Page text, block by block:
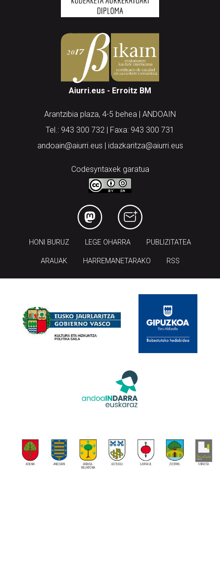
Aiurri.eus - Erroitz BM
Arantzibia plaza, 4-5 behea | ANDOAIN
Tel.: 943 300 732 | Faxa: 943 300 731
andoain@aiurri.eus | idazkaritza@aiurri.eus
Codesyntaxek garatua
HONI BURUZ LEGE OHARRA PUBLIZITATEA
ARAUAK HARREMANETARAKO RSS